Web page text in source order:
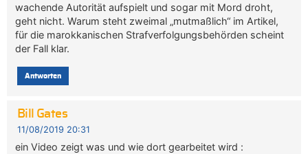
wachende Autorität aufspielt und sogar mit Mord droht,
geht nicht. Warum steht zweimal „mutmaßlich“ im Artikel,
für die marokkanischen Strafverfolgungsbehörden scheint
der Fall klar.
Antworten
Bill Gates
11/08/2019 20:31
ein Video zeigt was und wie dort gearbeitet wird :